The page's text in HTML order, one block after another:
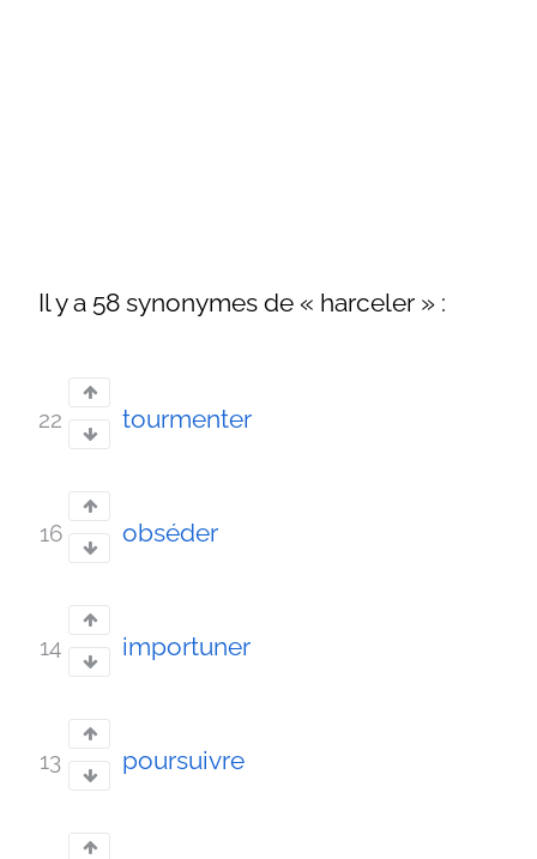
Il y a 58 synonymes de « harceler » :
22 tourmenter
16 obséder
14 importuner
13 poursuivre